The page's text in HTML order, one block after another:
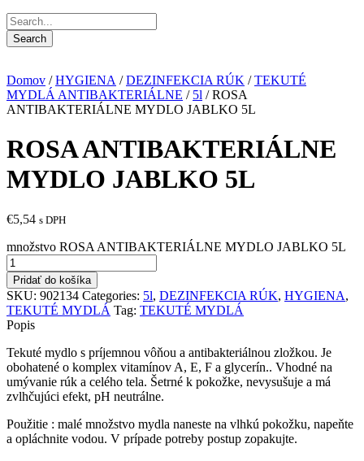
Domov /HYGIENA /DEZINFEKCIA RÚK /TEKUTÉ
MYDLÁ ANTIBAKTERIÁLNE / 5l / ROSA
ANTIBAKTERIÁLNE MYDLO JABLKO 5L
ROSA ANTIBAKTERIÁLNE
MYDLO JABLKO 5L
€5,54 s DPH
množstvo ROSA ANTIBAKTERIÁLNE MYDLO JABLKO 5L
Pridať do košíka
SKU: 902134 Categories: 5l, DEZINFEKCIA RÚK, HYGIENA,
TEKUTÉ MYDLÁ Tag: TEKUTÉ MYDLÁ
Popis
Tekuté mydlo s príjemnou vôňou a antibakteriálnou zložkou. Je
obohatené o komplex vitamínov A, E, F a glycerín.. Vhodné na
umývanie rúk a celého tela. Šetrné k pokožke, nevysušuje a má
zvlhčujúci efekt, pH neutrálne.
Použitie : malé množstvo mydla naneste na vlhkú pokožku, napeňte
a opláchnite vodou. V prípade potreby postup zopakujte.